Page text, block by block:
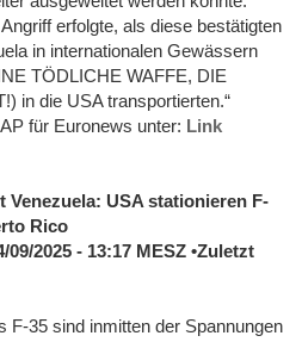
erfolgte, als diese bestätigten
in internationalen Gewässern
TÖDLICHE WAFFE, DIE
in die USA transportierten.“
für Euronews unter: Link
Venezuela: USA stationieren F-
Rico
2025 - 13:17 MESZ •Zuletzt
F-35 sind inmitten der Spannungen